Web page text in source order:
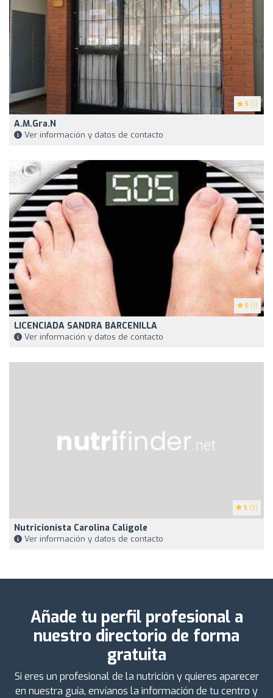
5 (1)
A.M.Gra.N
Ver información y datos de contacto
5 (1)
LICENCIADA SANDRA BARCENILLA
Ver información y datos de contacto
5 (3)
Nutricionista Carolina Caligole
Ver información y datos de contacto
Añade tu perfil profesional a
nuestro directorio de forma
gratuita
Si eres un profesional de la nutrición y quieres aparecer
en nuestra guía, envíanos la información de tu centro y